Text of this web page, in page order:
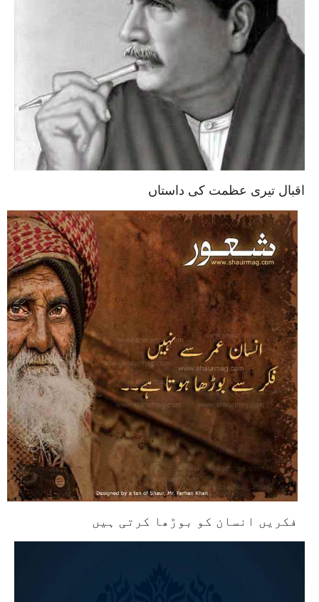
اقبال تیری عظمت کی داستاں
فکریں انسان کو بوڑھا کرتی ہیں